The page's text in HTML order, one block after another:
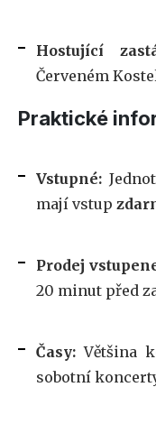
Hostující
Červeném
Praktické
Vstupné:
mají vstup
Prodej
20 minut před
Časy: Většina
sobotní